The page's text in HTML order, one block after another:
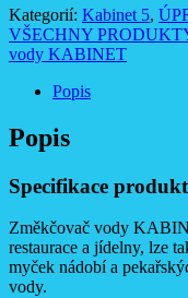
Kategorií: Kabinet 5,
VŠECHNY
vody KABINET
Popis
Popis
Specifikace
Změkčovač vody
restaurace a jídelny, lze
myček nádobí a
vody.